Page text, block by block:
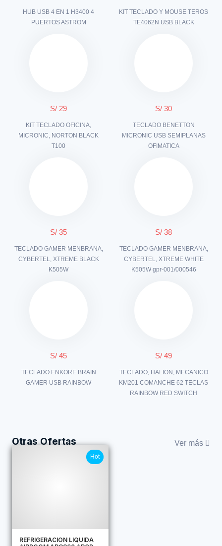
HUB USB 4 EN 1 H3400 4
PUERTOS ASTROM
KIT TECLADO Y MOUSE TEROS
TE4062N USB BLACK
S/ 29
KIT TECLADO OFICINA,
MICRONIC, NORTON BLACK
T100
S/ 30
TECLADO BENETTON
MICRONIC USB SEMIPLANAS
OFIMATICA
S/ 35
TECLADO GAMER MENBRANA,
CYBERTEL, XTREME BLACK
K505W
S/ 38
TECLADO GAMER MENBRANA,
CYBERTEL, XTREME WHITE
K505W gpr-001/000546
S/ 45
TECLADO ENKORE BRAIN
GAMER USB RAINBOW
S/ 49
TECLADO, HALION, MECANICO
KM201 COMANCHE 62 TECLAS
RAINBOW RED SWITCH
Otras Ofertas Ver más
Hot
REFRIGERACION LIQUIDA